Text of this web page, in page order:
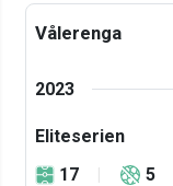
Vålerenga
2023
Eliteserien
17
5